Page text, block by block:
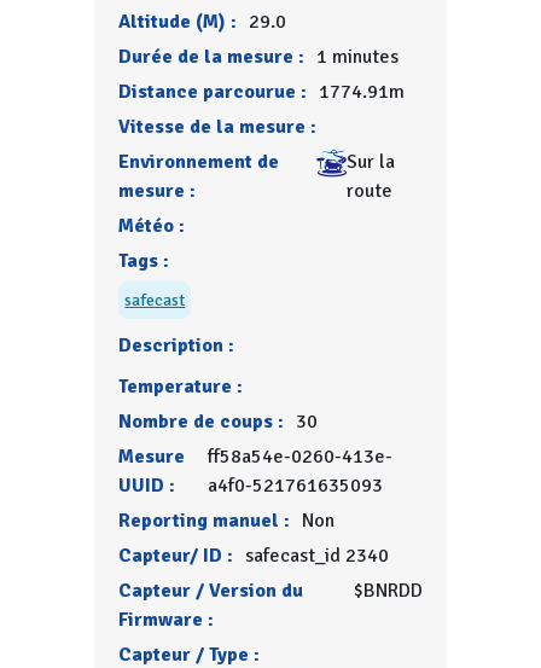
Altitude (M) : 29.0
Durée de la mesure : 1 minutes
Distance parcourue : 1774.91m
Vitesse de la mesure :
Environnement de
mesure :
Sur la
route
Météo :
Tags :
safecast
Description :
Temperature :
Nombre de coups : 30
Mesure
UUID :
ff58a54e-0260-413e-
a4f0-521761635093
Reporting manuel : Non
Capteur/ ID : safecast_id 2340
Capteur / Version du
Firmware :
$BNRDD
Capteur / Type :